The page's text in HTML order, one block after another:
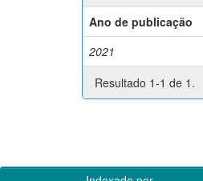
Ano de publicação
2021
Resultado 1-1 de 1.